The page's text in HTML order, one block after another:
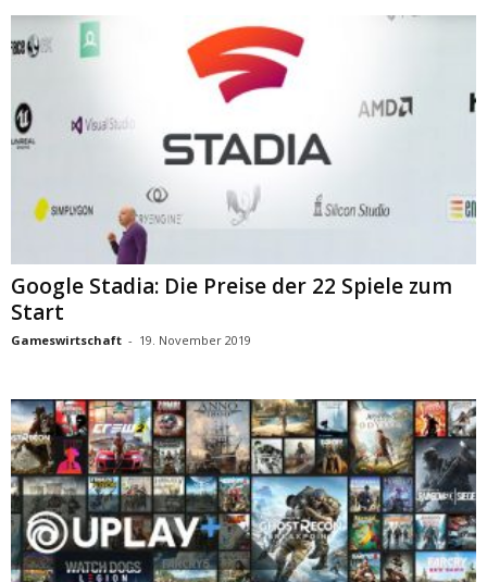
Google Stadia: Die Preise der 22 Spiele zum
Start
Gameswirtschaft - 19. November 2019